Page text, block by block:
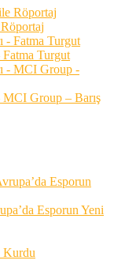
Turgut
Group – Barış
Esporun Yeni
Kurdu